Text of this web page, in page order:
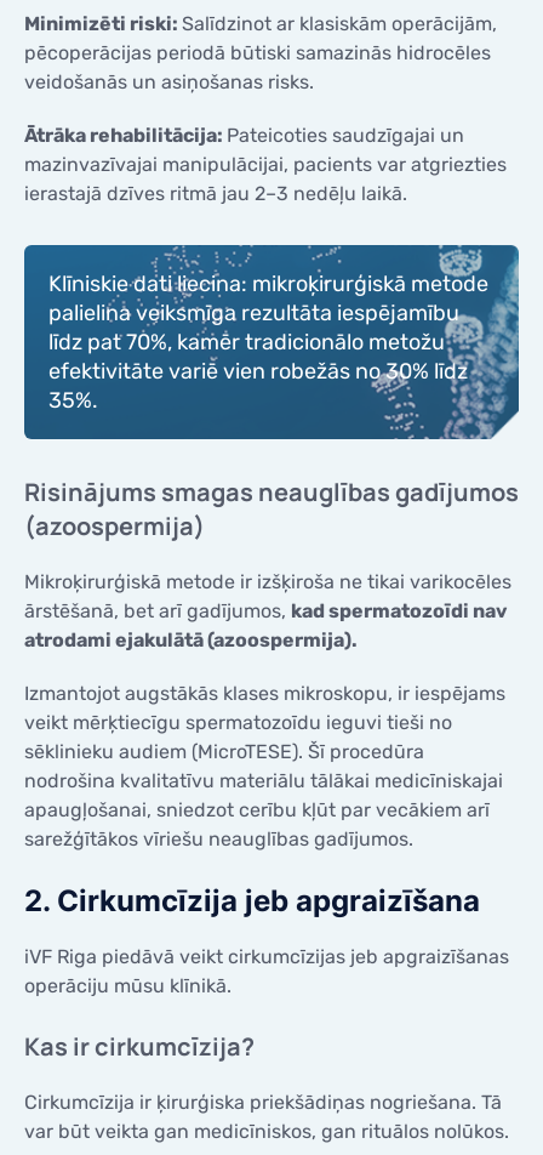
Minimizēti riski: Salīdzinot ar klasiskām operācijām,
pēcoperācijas periodā būtiski samazinās hidrocēles
veidošanās un asiņošanas risks.
Ātrāka rehabilitācija: Pateicoties saudzīgajai un
mazinvazīvajai manipulācijai, pacients var atgriezties
ierastajā dzīves ritmā jau 2–3 nedēļu laikā.
Klīniskie dati liecina: mikroķirurģiskā metode
palielina veiksmīga rezultāta iespējamību
līdz pat 70%, kamēr tradicionālo metožu
efektivitāte variē vien robežās no 30% līdz
35%.
Risinājums smagas neauglības gadījumos
(azoospermija)
Mikroķirurģiskā metode ir izšķiroša ne tikai varikocēles
ārstēšanā, bet arī gadījumos, kad spermatozoīdi nav
atrodami ejakulātā (azoospermija).
Izmantojot augstākās klases mikroskopu, ir iespējams
veikt mērķtiecīgu spermatozoīdu ieguvi tieši no
sēklinieku audiem (MicroTESE). Šī procedūra
nodrošina kvalitatīvu materiālu tālākai medicīniskajai
apaugļošanai, sniedzot cerību kļūt par vecākiem arī
sarežģītākos vīriešu neauglības gadījumos.
2. Cirkumcīzija jeb apgraizīšana
iVF Riga piedāvā veikt cirkumcīzijas jeb apgraizīšanas
operāciju mūsu klīnikā.
Kas ir cirkumcīzija?
Cirkumcīzija ir ķirurģiska priekšādiņas nogriešana. Tā
var būt veikta gan medicīniskos, gan rituālos nolūkos.